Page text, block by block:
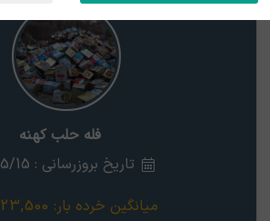
فله حلب کهنه
تاریخ بروزرسانی : 05/05/15
میانگین خرده بار: 23,500